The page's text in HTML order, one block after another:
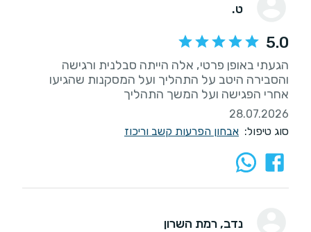
ט.
5.0
הגעתי באופן פרטי, אלה הייתה סבלנית ורגישה
והסבירה היטב על התהליך ועל המסקנות שהגיעו
אחרי הפגישה ועל המשך התהליך
28.07.2026
סוג טיפול: אבחון הפרעות קשב וריכוז
נדב, רמת השרון